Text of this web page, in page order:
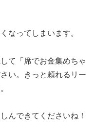
なってしまいます。
て「席でお金集めちゃ
い。きっと頼れるリー
んできてくださいね！